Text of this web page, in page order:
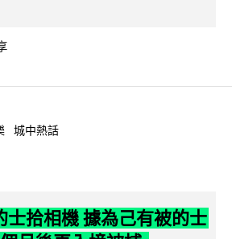
城中熱話
士拾相機 據為己有被的士